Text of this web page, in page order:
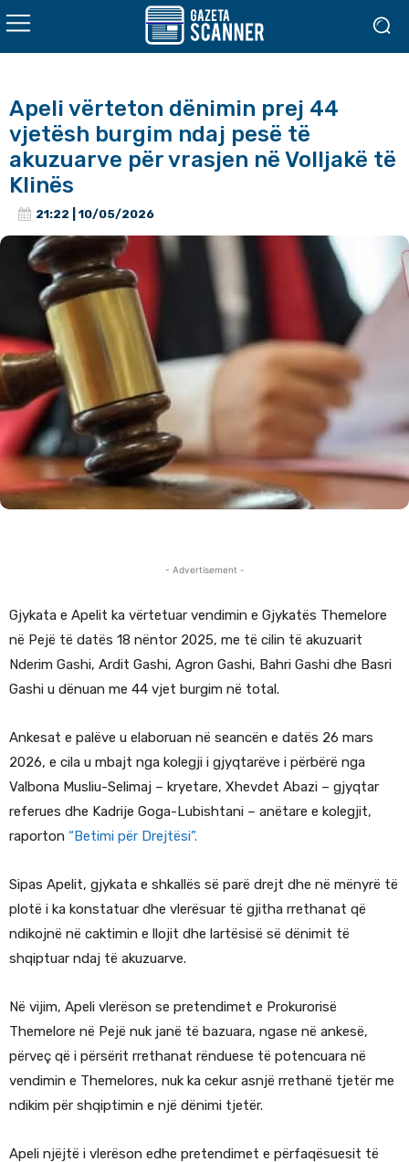
Apeli vërteton dënimin prej 44
vjetësh burgim ndaj pesë të
akuzuarve për vrasjen në Volljakë të
Klinës
21:22 | 10/05/2026
- Advertisement -
Gjykata e Apelit ka vërtetuar vendimin e Gjykatës Themelore
në Pejë të datës 18 nëntor 2025, me të cilin të akuzuarit
Nderim Gashi, Ardit Gashi, Agron Gashi, Bahri Gashi dhe Basri
Gashi u dënuan me 44 vjet burgim në total.
Ankesat e palëve u elaboruan në seancën e datës 26 mars
2026, e cila u mbajt nga kolegji i gjyqtarëve i përbërë nga
Valbona Musliu-Selimaj – kryetare, Xhevdet Abazi – gjyqtar
referues dhe Kadrije Goga-Lubishtani – anëtare e kolegjit,
raporton “Betimi për Drejtësi”.
Sipas Apelit, gjykata e shkallës së parë drejt dhe në mënyrë të
plotë i ka konstatuar dhe vlerësuar të gjitha rrethanat që
ndikojnë në caktimin e llojit dhe lartësisë së dënimit të
shqiptuar ndaj të akuzuarve.
Në vijim, Apeli vlerëson se pretendimet e Prokurorisë
Themelore në Pejë nuk janë të bazuara, ngase në ankesë,
përveç që i përsërit rrethanat rënduese të potencuara në
vendimin e Themelores, nuk ka cekur asnjë rrethanë tjetër me
ndikim për shqiptimin e një dënimi tjetër.
Apeli njëjtë i vlerëson edhe pretendimet e përfaqësuesit të